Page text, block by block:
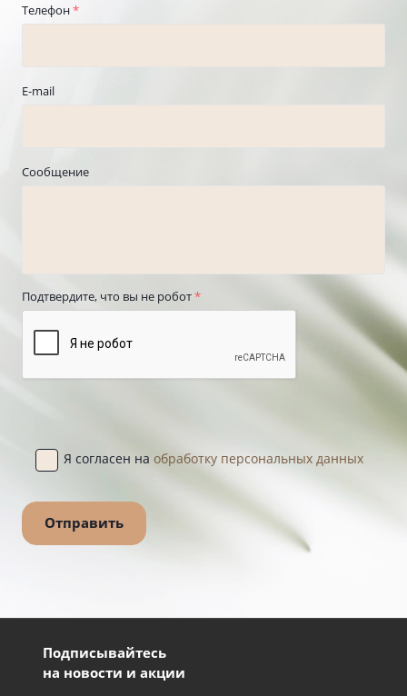
Телефон*
E-mail
Сообщение
Подтвердите, что вы не робот*
Я согласен на обработку персональных данных
Подписывайтесь
на новости и акции